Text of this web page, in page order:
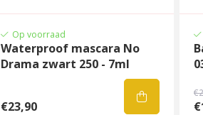
Op voorraad
Waterproof mascara No
Drama zwart 250 - 7ml
€23,90